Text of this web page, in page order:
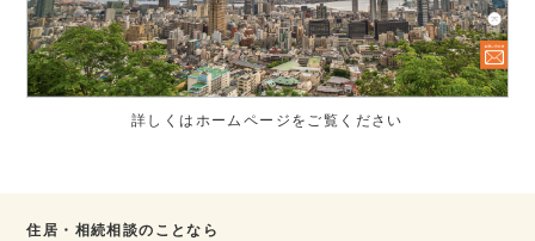
詳しくはホームページをご覧ください
住居・相続相談のことなら